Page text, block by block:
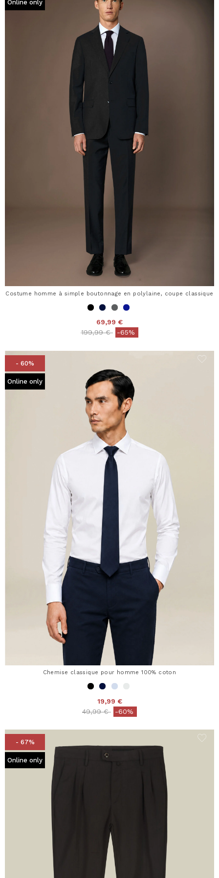
Online only
Costume homme à simple boutonnage en polylaine, coupe classique
69,99 €
Price reduced from
199,99 €to-65%
- 60%
Online only
Chemise classique pour homme 100% coton
19,99 €
Price reduced from
49,99 €to-60%
- 67%
Online only